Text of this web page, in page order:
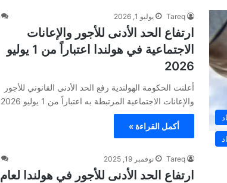
Tareq يوليو 1, 2026
ارتفاع الحد الأدنى للأجور والإعانات
الاجتماعية في هولندا اعتباراً من 1 يوليو
2026
أعلنت الحكومة الهولندية رفع الحد الأدنى القانوني للأجور
والإعانات الاجتماعية المرتبطة به اعتباراً من 1 يوليو 2026.
أكمل القراءة »
Tareq نوفمبر 19, 2025
ارتفاع الحد الأدنى للأجور في هولندا لعام